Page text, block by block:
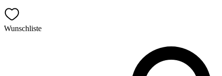
Wunschliste